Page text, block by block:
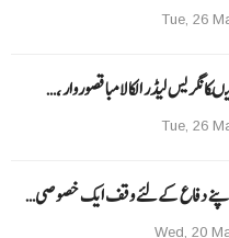
Tue, 26
لیڈر الکا لامبا قصوروار ،…
Tue, 26
اپنے دفاع کےلئے وقف ایک خصوصی…
Wed, 20